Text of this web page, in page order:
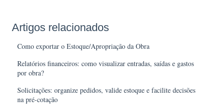
Artigos relacionados
Como exportar o Estoque/Apropriação da Obra
Relatórios financeiros: como visualizar entradas, saídas e gastos
por obra?
Solicitações: organize pedidos, valide estoque e facilite decisões
na pré-cotação